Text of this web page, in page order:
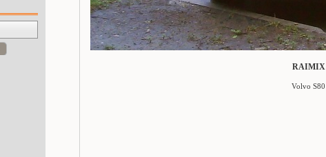
RAIMIX
Volvo S80